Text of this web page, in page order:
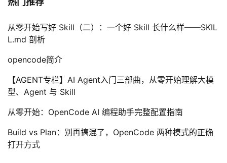
从零开始写好 Skill（二）：一个好 Skill 长什么样——SKIL
L.md 剖析
opencode简介
【AGENT专栏】AI Agent入门三部曲，从零开始理解大模
型、Agent 与 Skill
从零开始：OpenCode AI 编程助手完整配置指南
Build vs Plan：别再搞混了，OpenCode 两种模式的正确
打开方式